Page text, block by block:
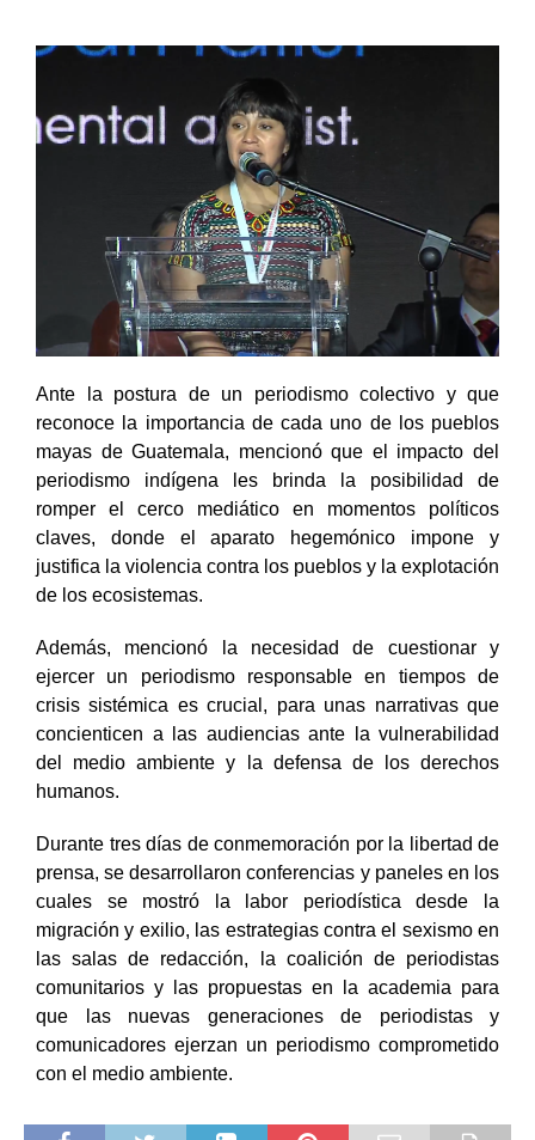
Ante la postura de un periodismo colectivo y que
reconoce la importancia de cada uno de los pueblos
mayas de Guatemala, mencionó que el impacto del
periodismo indígena les brinda la posibilidad de
romper el cerco mediático en momentos políticos
claves, donde el aparato hegemónico impone y
justifica la violencia contra los pueblos y la explotación
de los ecosistemas.
Además, mencionó la necesidad de cuestionar y
ejercer un periodismo responsable en tiempos de
crisis sistémica es crucial, para unas narrativas que
concienticen a las audiencias ante la vulnerabilidad
del medio ambiente y la defensa de los derechos
humanos.
Durante tres días de conmemoración por la libertad de
prensa, se desarrollaron conferencias y paneles en los
cuales se mostró la labor periodística desde la
migración y exilio, las estrategias contra el sexismo en
las salas de redacción, la coalición de periodistas
comunitarios y las propuestas en la academia para
que las nuevas generaciones de periodistas y
comunicadores ejerzan un periodismo comprometido
con el medio ambiente.